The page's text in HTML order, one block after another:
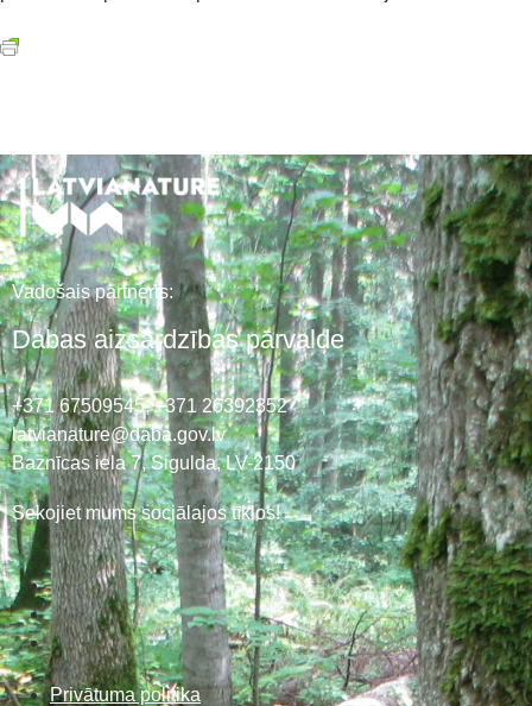
Vadošais partneris:
Dabas aizsardzības pārvalde
+371 67509545,+371 26392352
latvianature@daba.gov.lv
Baznīcas iela 7, Sigulda, LV-2150
Sekojiet mums sociālajos tīklos!
Privātuma politika